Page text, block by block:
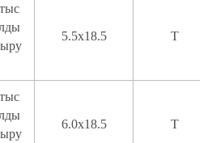
5.5х18.5 T
6.0x18.5 T